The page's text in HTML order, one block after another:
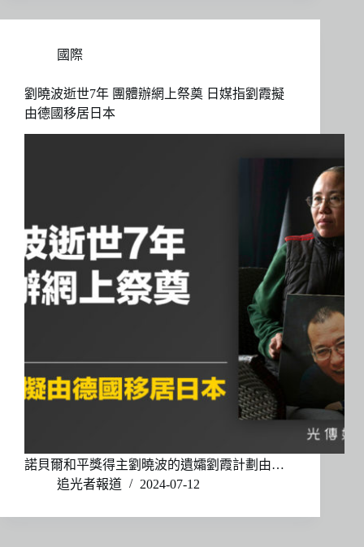
國際
劉曉波逝世7年 團體辦網上祭奠 日媒指劉霞擬
由德國移居日本
諾貝爾和平獎得主劉曉波的遺孀劉霞計劃由…
追光者報道
2024-07-12